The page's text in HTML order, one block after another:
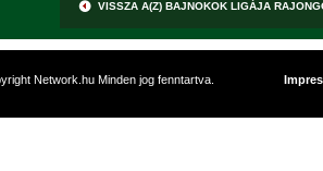
VISSZA A(Z) BAJNOKOK LIGÁJA
Network.hu Minden jog fenntartva.